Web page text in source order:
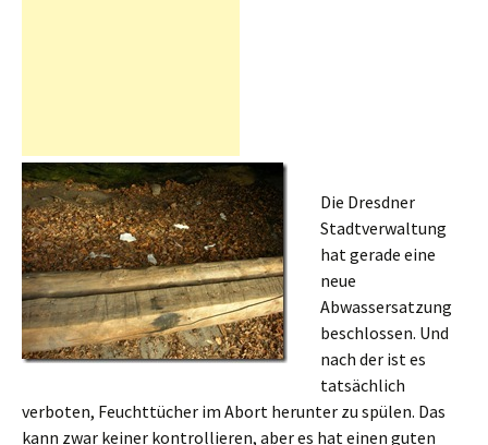
Die Dresdner
Stadtverwaltung
hat gerade eine
neue
Abwassersatzung
beschlossen. Und
nach der ist es
tatsächlich
verboten, Feuchttücher im Abort herunter zu spülen. Das
kann zwar keiner kontrollieren, aber es hat einen guten